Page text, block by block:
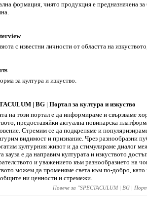
формация, чиято продукция е предназначена
с известни личности от областта на
за култура и изкуство.
| BG | Портал за култура и изкуство
на този портал е да информираме и свързваме
предоставяйки актуална новинарска
Стремим се да подкрепяме и
видимост и признание. Чрез разнообразни
културния живот и да стимулираме диалог
кауза е да направим културата и изкуството
и уважението към разнообразието на
можем да променяме света към по-добро,
ни ценности и стремежи.
Повече за "SPECTACULUM | BG |